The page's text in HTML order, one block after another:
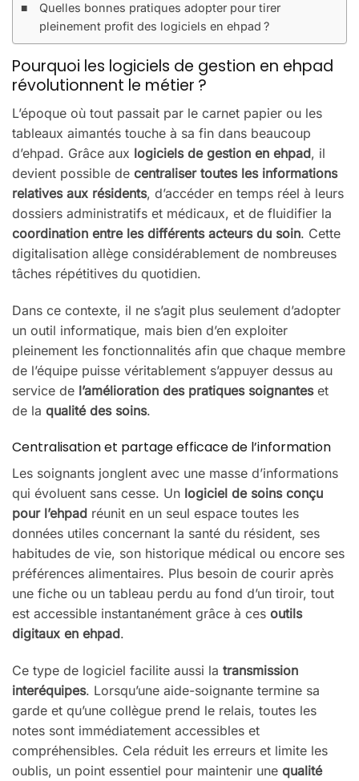
Quelles bonnes pratiques adopter pour tirer
pleinement profit des logiciels en ehpad ?
Pourquoi les logiciels de gestion en ehpad
révolutionnent le métier ?
L’époque où tout passait par le carnet papier ou les
tableaux aimantés touche à sa fin dans beaucoup
d’ehpad. Grâce aux logiciels de gestion en ehpad, il
devient possible de centraliser toutes les informations
relatives aux résidents, d’accéder en temps réel à leurs
dossiers administratifs et médicaux, et de fluidifier la
coordination entre les différents acteurs du soin. Cette
digitalisation allège considérablement de nombreuses
tâches répétitives du quotidien.
Dans ce contexte, il ne s’agit plus seulement d’adopter
un outil informatique, mais bien d’en exploiter
pleinement les fonctionnalités afin que chaque membre
de l’équipe puisse véritablement s’appuyer dessus au
service de l’amélioration des pratiques soignanteset
de la qualité des soins.
Centralisation et partage efficace de l’information
Les soignants jonglent avec une masse d’informations
qui évoluent sans cesse. Un logiciel de soins conçu
pour l’ehpad réunit en un seul espace toutes les
données utiles concernant la santé du résident, ses
habitudes de vie, son historique médical ou encore ses
préférences alimentaires. Plus besoin de courir après
une fiche ou un tableau perdu au fond d’un tiroir, tout
est accessible instantanément grâce à ces outils
digitaux en ehpad.
Ce type de logiciel facilite aussi la transmission
interéquipes. Lorsqu’une aide-soignante termine sa
garde et qu’une collègue prend le relais, toutes les
notes sont immédiatement accessibles et
compréhensibles. Cela réduit les erreurs et limite les
oublis, un point essentiel pour maintenir une qualité